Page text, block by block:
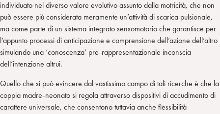
individuato nel diverso valore evolutivo assunto dalla motricità, che non
può essere più considerata meramente un’attività di scarica pulsionale,
ma come parte di un sistema integrato sensomotorio che garantisce per
l’appunto processi di anticipazione e comprensione dell’azione dell’altro
simulando una ‘conoscenza’ pre-rappresentazionale inconscia
dell’intenzione altrui.
Quello che si può evincere dal vastissimo campo di tali ricerche è che la
coppia madre-neonato si regola attraverso dispositivi di accudimento di
carattere universale, che consentono tuttavia anche flessibilità